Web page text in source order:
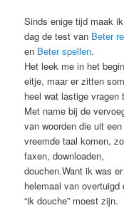
Sinds enige tijd maak
dag de test van Beter
en Beter spellen.
Het leek me in het
eitje, maar er zitten
heel wat lastige vragen
Met name bij de
van woorden die uit een
vreemde taal komen,
faxen, downloaden,
douchen.Want ik was er
helemaal van overtuigd
“ik douche” moest zijn.